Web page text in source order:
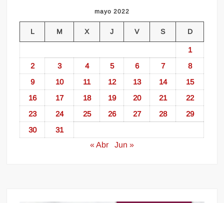
mayo 2022
L M X J V S D
1
2
3 4 5 6 7
8
9
10 11 12 13 14
15
16
17 18 19 20 21
22
23
24 25 26 27 28
29
30
31
« Abr
Jun »